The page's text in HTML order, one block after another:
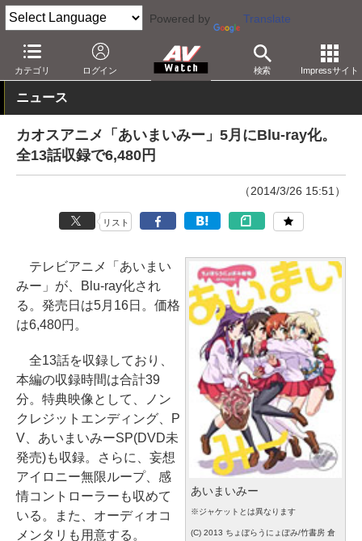
Powered by Translate
カテゴリ ログイン 検索 Impressサイト
AV Watch コンテンツ・サービス BD/DVD
ニュース
カオスアニメ「あいまいみー」5月にBlu-ray化。
全13話収録で6,480円
（2014/3/26 15:51）
リスト
あいまいみー
※ジャケットとは異なります
(C) 2013 ちょぼらうにょぽみ/竹書房 倉
テレビアニメ「あいまい
みー」が、Blu-ray化され
る。発売日は5月16日。価格
は6,480円。
全13話を収録しており、
本編の収録時間は合計39
分。特典映像として、ノン
クレジットエンディング、P
V、あいまいみーSP(DVD未
発売)も収録。さらに、妄想
アイロニー無限ループ、感
情コントローラーも収めて
いる。また、オーディオコ
メンタリも用意する。